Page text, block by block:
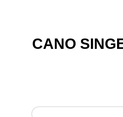
CANO